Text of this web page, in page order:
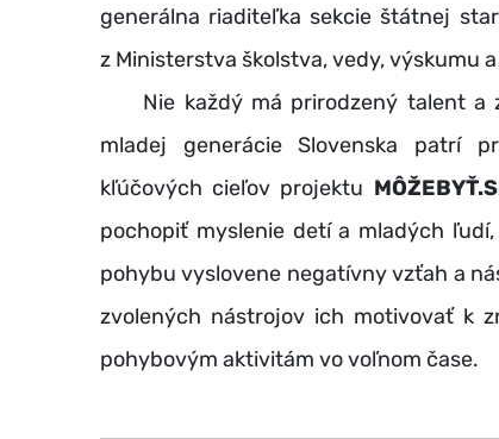
generálna riaditeľka sekcie štátnej
z Ministerstva školstva, vedy, výskumu
Nie každý má prirodzený talent a
mladej generácie Slovenska patrí
kľúčových cieľov projektu
pochopiť myslenie detí a mladých
pohybu vyslovene negatívny vzťah a
zvolených nástrojov ich motivovať k
pohybovým aktivitám vo voľnom čase.